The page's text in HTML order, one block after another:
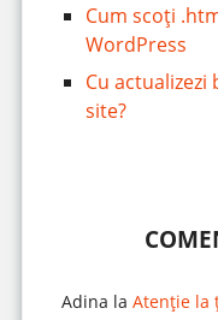
Cum scoți
WordPress
Cu
site?
Adina la Atenție la